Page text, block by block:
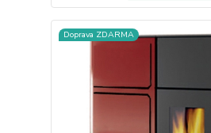
Doprava ZDARMA